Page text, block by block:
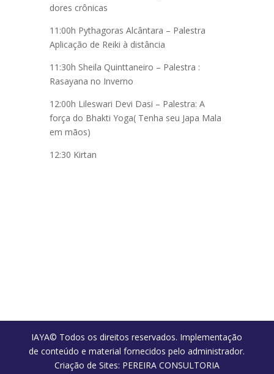
dores crônicas
11:00h Pythagoras Alcântara – Palestra
Aplicação de Reiki à distância
11:30h Sheila Quinttaneiro – Palestra :
Rasayana no Inverno
12:00h Lileswari Devi Dasi – Palestra: A
força do Bhakti Yoga( Tenha seu Japa Mala
em mãos)
12:30 Kirtan
IAYA© Todos os direitos reservados. Implementação
de conteúdo e material fornecidos pelo administrador.
Criação de Sites: PEREIRA CONSULTORIA